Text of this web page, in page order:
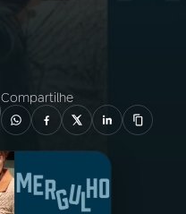
Compartilhe